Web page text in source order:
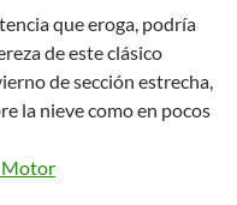
que eroga, podría
de este clásico
de sección estrecha,
la nieve como en pocos
Motor